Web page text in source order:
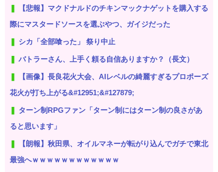
【悲報】マクドナルドのチキンマックナゲットを購入する
際にマスタードソースを選ぶやつ、ガイジだった
シカ「全部喰った」 祭り中止
バトラーさん、上手く頼る自信ありますか？（長文）
【画像】長良花火大会、AIレベルの綺麗すぎるプロポーズ
花火が打ち上がる&#12951;&#127879;
ターン制RPGファン「ターン制にはターン制の良さがあ
ると思います」
【朗報】秋田県、オイルマネーが転がり込んでガチで東北
最強へｗｗｗｗｗｗｗｗｗｗｗｗ